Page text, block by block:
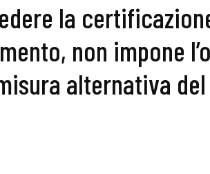
la
non impone
alternativa